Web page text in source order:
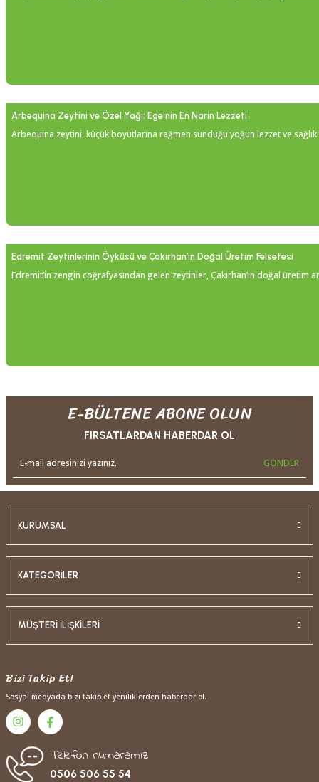
Arbequina Zeytini ve Özel Yağı: Ege'nin En Narin Lezzeti
Arbequina zeytini, küçük boyutlarına rağmen sunduğu yoğun lezzet ve
Edremit Zeytinlerinin Öyküsü ve Çakırhan’ın Doğal Üretim Felsefesi
Edremit’in zengin coğrafyasından gelen zeytinler, Çakırhan’ın doğal
E-BÜLTENE ABONE OLUN
FIRSATLARDAN HABERDAR OL
GÖNDER
KURUMSAL
KATEGORİLER
MÜŞTERİ İLİŞKİLERİ
Bizi Takip Et!
Sosyal medyada bizi takip et yeniliklerden haberdar ol.
Telefon numaramız
0506 506 55 54